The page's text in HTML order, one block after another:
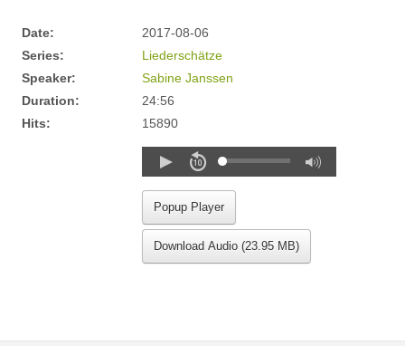
Date:
2017-08-06
Series:
Liederschätze
Speaker:
Sabine Janssen
Duration:
24:56
Hits:
15890